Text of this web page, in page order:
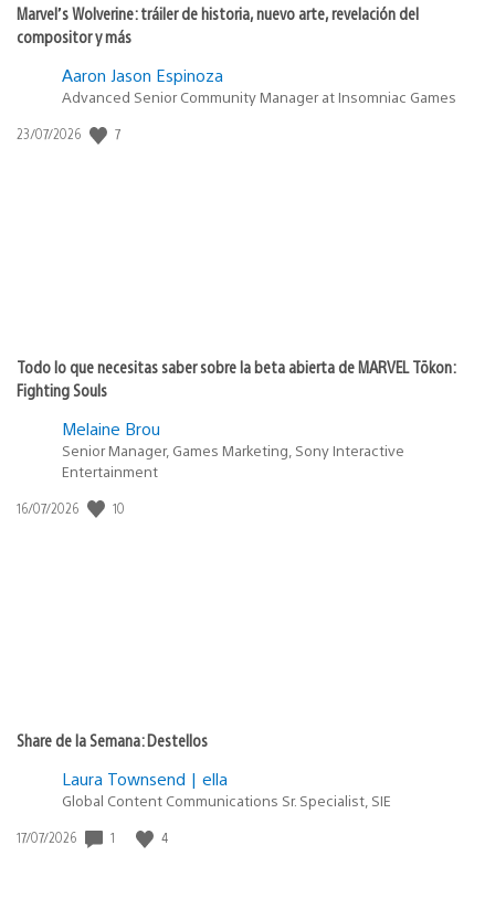
Marvel’s Wolverine: tráiler de historia, nuevo arte, revelación del
compositor y más
Aaron Jason Espinoza
Advanced Senior Community Manager at Insomniac Games
Fecha
23/07/2026 7
Todo lo que necesitas saber sobre la beta abierta de MARVEL Tōkon:
Fighting Souls
Melaine Brou
Senior Manager, Games Marketing, Sony Interactive
Entertainment
Fecha
16/07/2026 10
Share de la Semana: Destellos
Laura Townsend | ella
Global Content Communications Sr. Specialist, SIE
Fecha
17/07/2026 1 4